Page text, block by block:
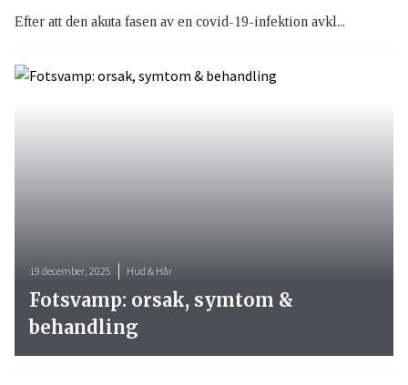
Efter att den akuta fasen av en covid-19-infektion avkl...
19 december, 2025 Hud & Hår
Fotsvamp: orsak, symtom &
behandling